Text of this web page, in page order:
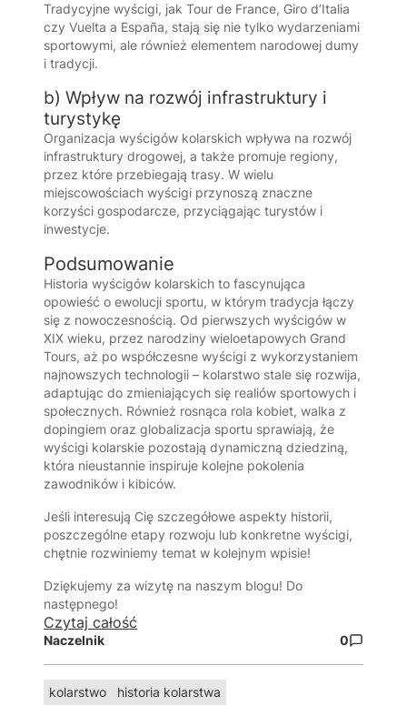
Tradycyjne wyścigi, jak Tour de France, Giro d’Italia
czy Vuelta a España, stają się nie tylko wydarzeniami
sportowymi, ale również elementem narodowej dumy
i tradycji.
b) Wpływ na rozwój infrastruktury i
turystykę
Organizacja wyścigów kolarskich wpływa na rozwój
infrastruktury drogowej, a także promuje regiony,
przez które przebiegają trasy. W wielu
miejscowościach wyścigi przynoszą znaczne
korzyści gospodarcze, przyciągając turystów i
inwestycje.
Podsumowanie
Historia wyścigów kolarskich to fascynująca
opowieść o ewolucji sportu, w którym tradycja łączy
się z nowoczesnością. Od pierwszych wyścigów w
XIX wieku, przez narodziny wieloetapowych Grand
Tours, aż po współczesne wyścigi z wykorzystaniem
najnowszych technologii – kolarstwo stale się rozwija,
adaptując do zmieniających się realiów sportowych i
społecznych. Również rosnąca rola kobiet, walka z
dopingiem oraz globalizacja sportu sprawiają, że
wyścigi kolarskie pozostają dynamiczną dziedziną,
która nieustannie inspiruje kolejne pokolenia
zawodników i kibiców.
Jeśli interesują Cię szczegółowe aspekty historii,
poszczególne etapy rozwoju lub konkretne wyścigi,
chętnie rozwiniemy temat w kolejnym wpisie!
Dziękujemy za wizytę na naszym blogu! Do
następnego!
Czytaj całość
Naczelnik 0
kolarstwo historia kolarstwa